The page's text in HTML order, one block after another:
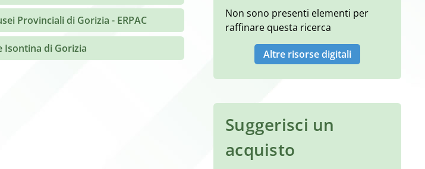
Provinciali di Gorizia - ERPAC
Isontina di Gorizia
Non sono presenti elementi per
raffinare questa ricerca
Altre risorse digitali
Suggerisci un
acquisto